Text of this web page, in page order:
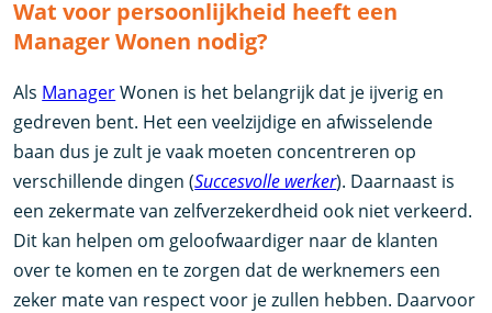
Wat voor persoonlijkheid heeft een
Manager Wonen nodig?
Als ManagerWonen is het belangrijk dat je ijverig en
gedreven bent. Het een veelzijdige en afwisselende
baan dus je zult je vaak moeten concentreren op
verschillende dingen (Succesvolle werker). Daarnaast is
een zekermate van zelfverzekerdheid ook niet verkeerd.
Dit kan helpen om geloofwaardiger naar de klanten
over te komen en te zorgen dat de werknemers een
zeker mate van respect voor je zullen hebben. Daarvoor